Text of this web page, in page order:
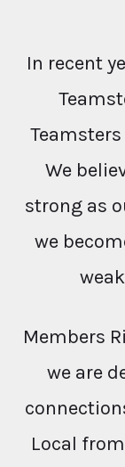
In recent
We
strong as
we
Members
we are
Local